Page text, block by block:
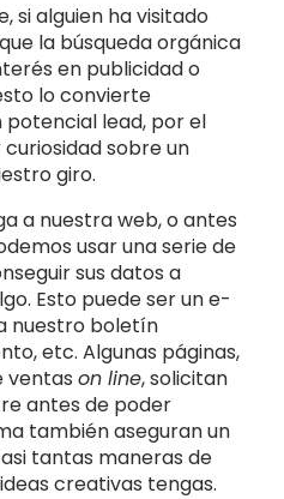
si alguien ha visitado
la búsqueda orgánica
en publicidad o
lo convierte
lead, por el
sobre un
giro.
a nuestra web, o antes
usar una serie de
sus datos a
Esto puede ser un e-
nuestro boletín
etc. Algunas páginas,
ventason line, solicitan
antes de poder
también aseguran un
tantas maneras de
creativas tengas.